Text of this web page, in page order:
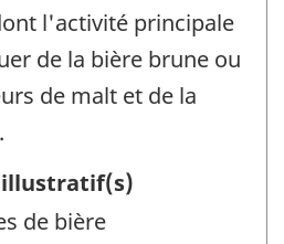
l'activité principale
de la bière brune ou
de malt et de la
illustratif(s)
de bière